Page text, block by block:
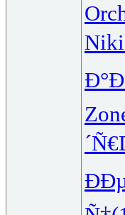
Niki
´Ñ€